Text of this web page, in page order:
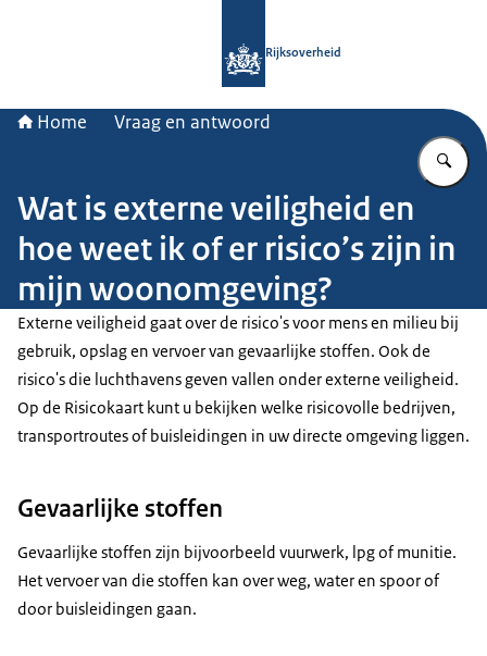
Rijksoverheid
Home Vraag en antwoord
Wat is externe veiligheid en
hoe weet ik of er risico’s zijn in
mijn woonomgeving?
Externe veiligheid gaat over de risico's voor mens en milieu bij
gebruik, opslag en vervoer van gevaarlijke stoffen. Ook de
risico's die luchthavens geven vallen onder externe veiligheid.
Op de Risicokaart kunt u bekijken welke risicovolle bedrijven,
transportroutes of buisleidingen in uw directe omgeving liggen.
Gevaarlijke stoffen
Gevaarlijke stoffen zijn bijvoorbeeld vuurwerk, lpg of munitie.
Het vervoer van die stoffen kan over weg, water en spoor of
door buisleidingen gaan.